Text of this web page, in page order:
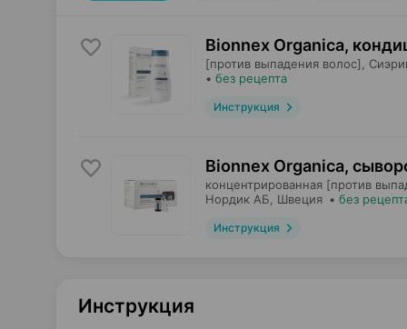
Bionnex Organica,
[против выпадения волос],
• без рецепта
Инструкция
Bionnex Organica,
концентрированная [против
Нордик АБ , Швеция • без
Инструкция
Инструкция